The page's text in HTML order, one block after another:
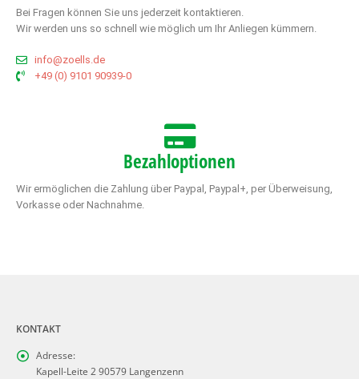
Bei Fragen können Sie uns jederzeit kontaktieren.
Wir werden uns so schnell wie möglich um Ihr Anliegen kümmern.
info@zoells.de
+49 (0) 9101 90939-0
Bezahloptionen
Wir ermöglichen die Zahlung über Paypal, Paypal+, per Überweisung,
Vorkasse oder Nachnahme.
KONTAKT
Adresse:
Kapell-Leite 2 90579 Langenzenn